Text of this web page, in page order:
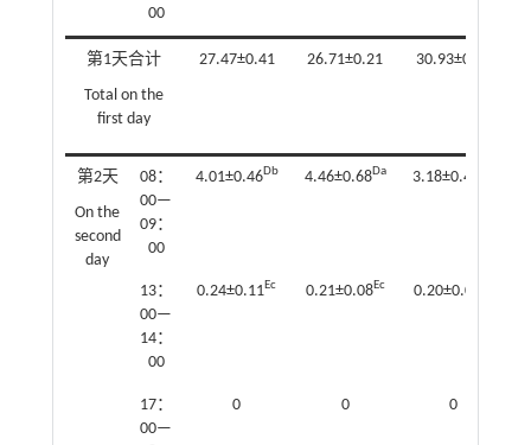
00
第1天合计
Total on the
first day
27.47±0.41 26.71±0.21 30.93±0.17
第2天
On the
second
day
08：
00—
09：
00
4.01±0.46Db 4.46±0.68Da 3.18±0.43
13：
00—
14：
00
0.24±0.11Ec 0.21±0.08Ec 0.20±0.07
17：
00—
0 0 0